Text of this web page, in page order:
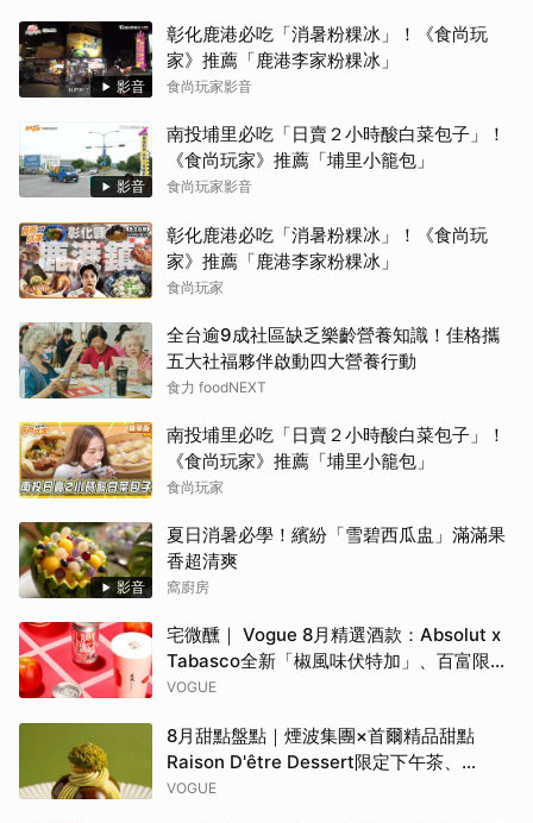
影音
彰化鹿港必吃「消暑粉粿冰」！《食尚玩
家》推薦「鹿港李家粉粿冰」
食尚玩家影音
影音
南投埔里必吃「日賣２小時酸白菜包子」！
《食尚玩家》推薦「埔里小籠包」
食尚玩家影音
彰化鹿港必吃「消暑粉粿冰」！《食尚玩
家》推薦「鹿港李家粉粿冰」
食尚玩家
全台逾9成社區缺乏樂齡營養知識！佳格攜
五大社福夥伴啟動四大營養行動
食力 foodNEXT
南投埔里必吃「日賣２小時酸白菜包子」！
《食尚玩家》推薦「埔里小籠包」
食尚玩家
影音
夏日消暑必學！繽紛「雪碧西瓜盅」滿滿果
香超清爽
窩廚房
宅微醺｜ Vogue 8月精選酒款：Absolut x
Tabasco全新「椒風味伏特加」、百富限定
「花時心藝限量禮盒」、WAT x 萬波「紅蘋
VOGUE
8月甜點盤點｜煙波集團×首爾精品甜點
Raison D'être Dessert限定下午茶、
Gelato pique cafe辻利茶舗聯名可麗餅、
VOGUE